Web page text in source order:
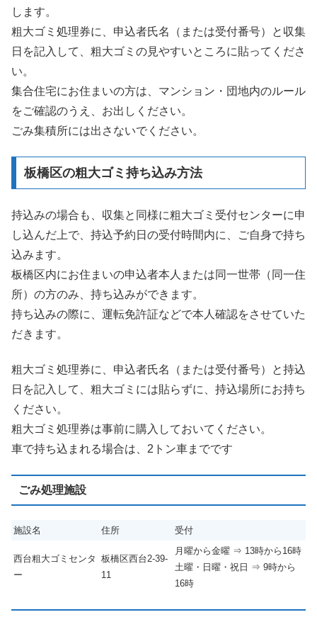
します。
粗大ゴミ処理券に、申込者氏名（または受付番号）と収集
日を記入して、粗大ゴミの見やすいところに貼ってくださ
い。
集合住宅にお住まいの方は、マンション・団地内のルール
をご確認のうえ、お出しください。
ごみ集積所には出さないでください。
板橋区の粗大ゴミ持ち込み方法
持込みの場合も、収集と同様に粗大ゴミ受付センターに申
し込んだ上で、持込予約日の受付時間内に、ご自身で持ち
込みます。
板橋区内にお住まいの申込者本人または同一世帯（同一住
所）の方のみ、持ち込みができます。
持ち込みの際に、運転免許証などで本人確認をさせていた
だきます。
粗大ゴミ処理券に、申込者氏名（または受付番号）と持込
日を記入して、粗大ゴミには貼らずに、持込場所にお持ち
ください。
粗大ゴミ処理券は事前に購入しておいてください。
車で持ち込まれる場合は、2トン車までです
ごみ処理施設
施設名 住所 受付
西台粗大ゴミセンタ
ー
板橋区西台2-39-
11
月曜から金曜 ⇒ 13時から16時
土曜・日曜・祝日 ⇒ 9時から
16時